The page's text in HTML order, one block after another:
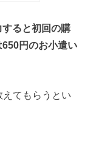
ると初回の購
円のお小遣い
てもらうとい